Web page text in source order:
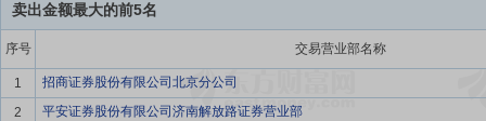
卖出金额最大的前5名
序号 交易营业部名称
1
招商证券股份有限公司北京分公司
2
平安证券股份有限公司济南解放路证券营业部